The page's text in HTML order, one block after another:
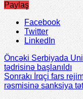
Paylaş
Facebook
Twitter
LinkedIn
ÖncəkiSerbiyada
tədrisinə başlanıldı
Sonrakıİrqçi fars
rəsmisinə sanksiya